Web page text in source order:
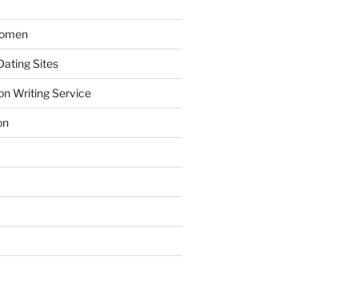
Sites
Writing Service